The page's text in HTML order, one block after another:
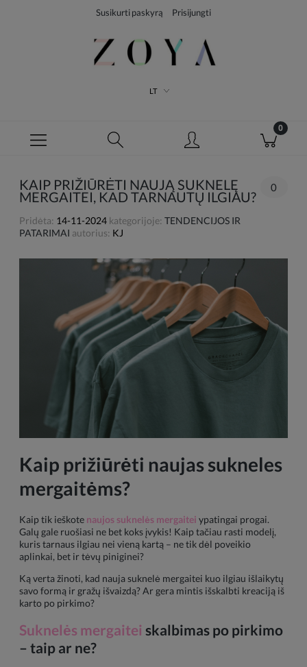
Susikurti paskyrą Prisijungti
LT
KAIP PRIŽIŪRĖTI NAUJĄ SUKNELĘ
MERGAITEI, KAD TARNAUTŲ ILGIAU?
0
Pridėta: 14-11-2024 kategorijoje: TENDENCIJOS IR
PATARIMAI autorius: KJ
Kaip prižiūrėti naujas sukneles
mergaitėms?
Kaip tik ieškote naujos suknelės mergaitei ypatingai progai.
Galų gale ruošiasi ne bet koks įvykis! Kaip tačiau rasti modelį,
kuris tarnaus ilgiau nei vieną kartą – ne tik dėl poveikio
aplinkai, bet ir tėvų piniginei?
Ką verta žinoti, kad nauja suknelė mergaitei kuo ilgiau išlaikytų
savo formą ir gražų išvaizdą? Ar gera mintis išskalbti kreaciją iš
karto po pirkimo?
Suknelės mergaitei skalbimas po pirkimo
– taip ar ne?